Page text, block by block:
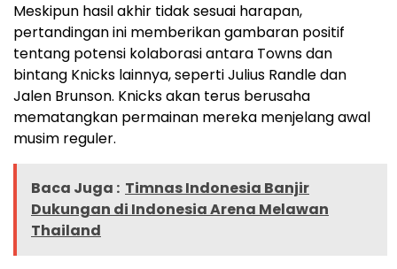
Meskipun hasil akhir tidak sesuai harapan,
pertandingan ini memberikan gambaran positif
tentang potensi kolaborasi antara Towns dan
bintang Knicks lainnya, seperti Julius Randle dan
Jalen Brunson. Knicks akan terus berusaha
mematangkan permainan mereka menjelang awal
musim reguler.
Baca Juga : Timnas Indonesia Banjir
Dukungan di Indonesia Arena Melawan
Thailand